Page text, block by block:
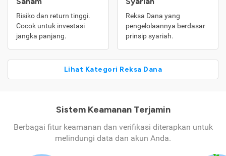
Risiko dan return tinggi.
Cocok untuk investasi
jangka panjang.
Reksa Dana yang
pengelolaannya berdasar
prinsip syariah.
Lihat Kategori Reksa Dana
Sistem Keamanan Terjamin
Berbagai fitur keamanan dan verifikasi diterapkan untuk
melindungi data dan akun Anda.